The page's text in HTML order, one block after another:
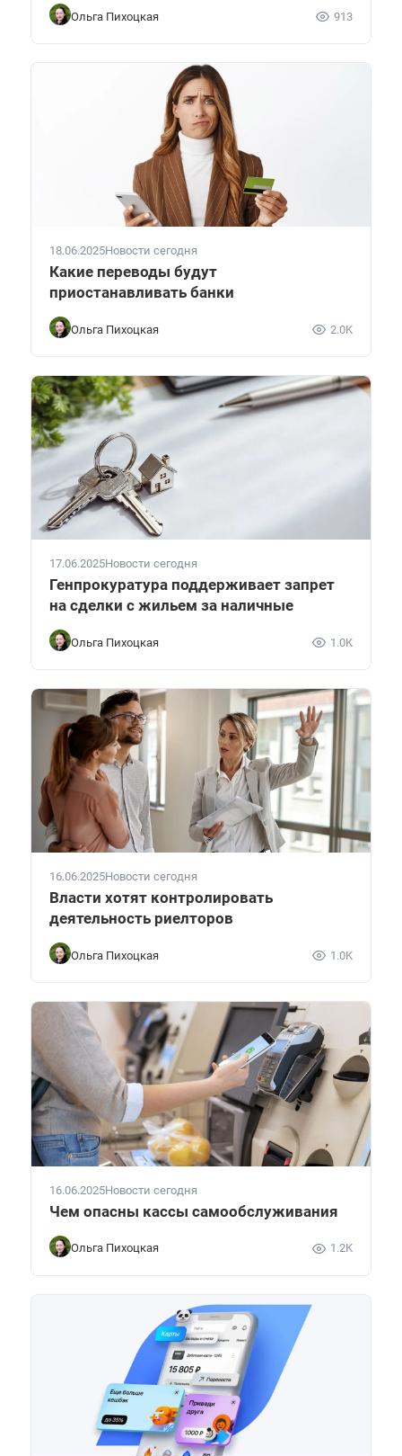
Ольга Пихоцкая 913
18.06.2025Новости сегодня
Какие переводы будут
приостанавливать банки
Ольга Пихоцкая 2.0K
17.06.2025Новости сегодня
Генпрокуратура поддерживает запрет
на сделки с жильем за наличные
Ольга Пихоцкая 1.0K
16.06.2025Новости сегодня
Власти хотят контролировать
деятельность риелторов
Ольга Пихоцкая 1.0K
16.06.2025Новости сегодня
Чем опасны кассы самообслуживания
Ольга Пихоцкая 1.2K